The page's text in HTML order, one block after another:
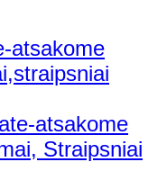
atsakome
atsakome
Straipsniai